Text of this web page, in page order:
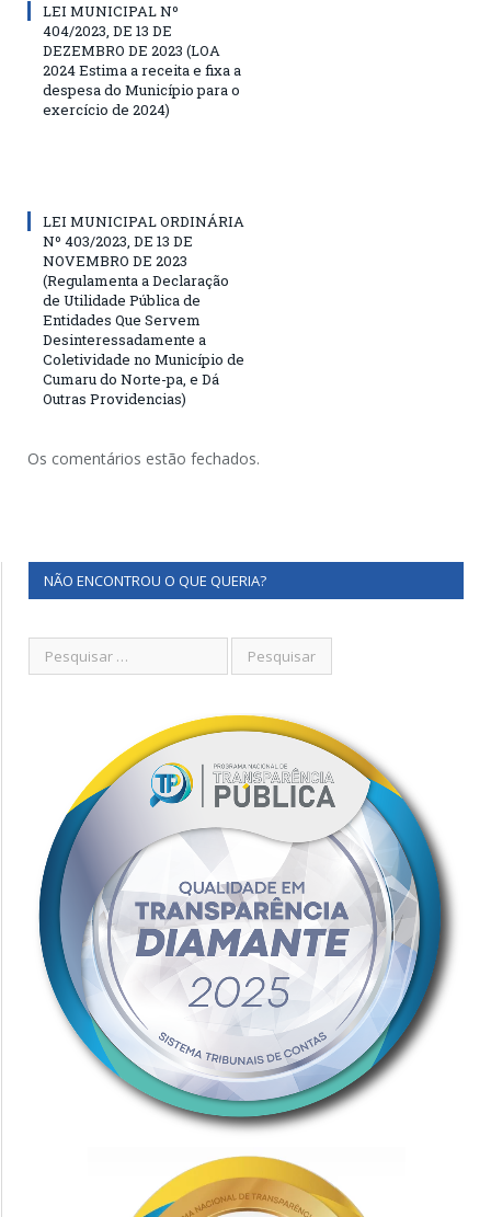
LEI MUNICIPAL Nº
404/2023, DE 13 DE
DEZEMBRO DE 2023 (LOA
2024 Estima a receita e fixa a
despesa do Município para o
exercício de 2024)
LEI MUNICIPAL ORDINÁRIA
Nº 403/2023, DE 13 DE
NOVEMBRO DE 2023
(Regulamenta a Declaração
de Utilidade Pública de
Entidades Que Servem
Desinteressadamente a
Coletividade no Município de
Cumaru do Norte-pa, e Dá
Outras Providencias)
Os comentários estão fechados.
NÃO ENCONTROU O QUE QUERIA?